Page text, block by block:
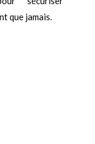
que jamais.